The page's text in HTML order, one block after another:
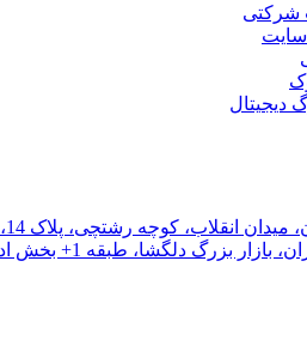
شرکتی
سایت
دیجیتال
میدان انقلاب، کوچه رشتچی، پلاک 14، واحد 8
بازار بزرگ دلگشا، طبقه 1+ بخش اداری